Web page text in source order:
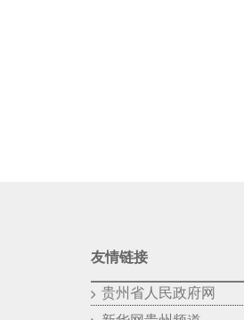
友情链接
贵州省人民政府网